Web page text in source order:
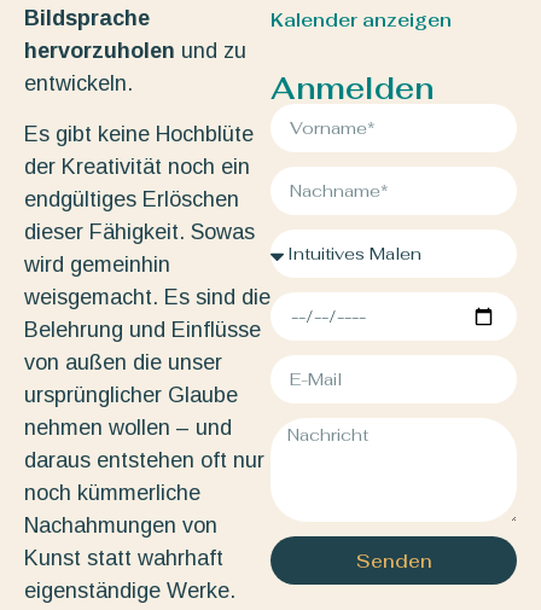
Bildsprache
hervorzuholen und zu
entwickeln.
Es gibt keine Hochblüte
der Kreativität noch ein
endgültiges Erlöschen
dieser Fähigkeit. Sowas
wird gemeinhin
weisgemacht. Es sind die
Belehrung und Einflüsse
von außen die unser
ursprünglicher Glaube
nehmen wollen – und
daraus entstehen oft nur
noch kümmerliche
Nachahmungen von
Kunst statt wahrhaft
eigenständige Werke.
Kalender anzeigen
Anmelden
Senden